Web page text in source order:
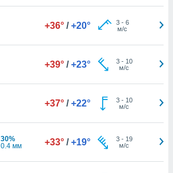
+36° / +20° 3- 6
м/с
+39° / +23° 3- 10
м/с
+37° / +22° 3- 10
м/с
30%
0.4 мм
+33° / +19° 3- 19
м/с